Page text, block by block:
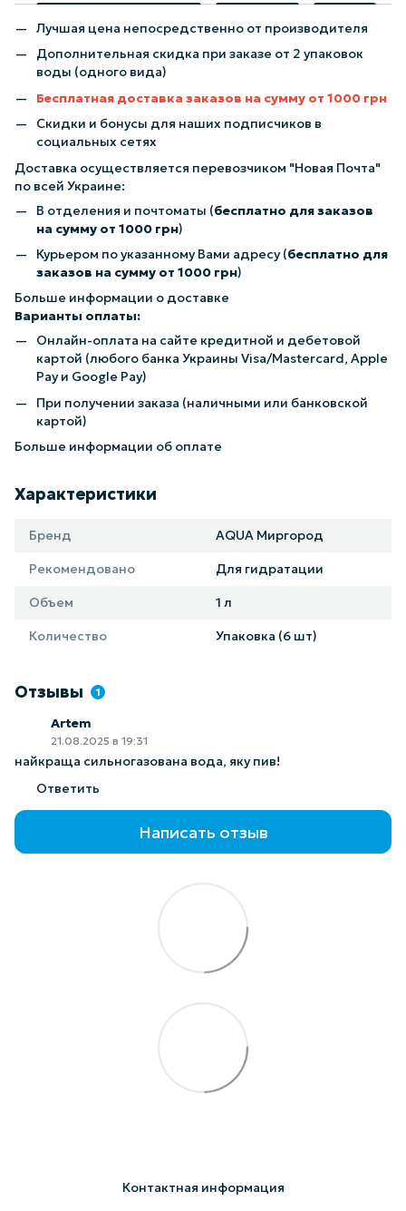
Лучшая цена непосредственно от производителя
Дополнительная скидка при заказе от 2 упаковок
воды (одного вида)
Бесплатная доставка заказов на сумму от 1000 грн
Скидки и бонусы для наших подписчиков в
социальных сетях
Доставка осуществляется перевозчиком "Новая Почта"
по всей Украине:
В отделения и почтоматы (бесплатно для заказов
на сумму от 1000 грн)
Курьером по указанному Вами адресу (бесплатно для
заказов на сумму от 1000 грн)
Больше информации о доставке
Варианты оплаты:
Онлайн-оплата на сайте кредитной и дебетовой
картой (любого банка Украины Visa/Mastercard, Apple
Pay и Google Pay)
При получении заказа (наличными или банковской
картой)
Больше информации об оплате
Характеристики
Бренд AQUA Миргород
Рекомендовано Для гидратации
Объем 1 л
Количество Упаковка (6 шт)
Отзывы 1
Artem
21.08.2025 в 19:31
найкраща сильногазована вода, яку пив!
Ответить
Написать отзыв
Контактная информация